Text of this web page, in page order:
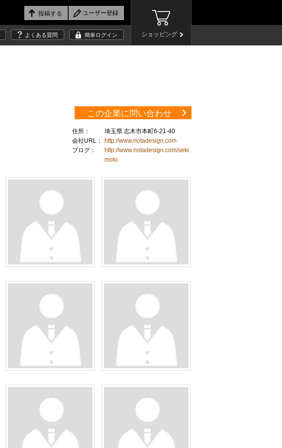
ショッピング
よくある質問 簡単ログイン
この企業に問い合わせ
住所：
埼玉県 志木市本町6-21-40
会社URL：
http://www.riotadesign.com
ブログ：
http://www.riotadesign.com/seki
moto